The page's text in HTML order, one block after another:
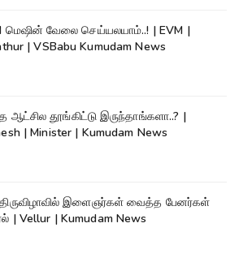
மெஷின் வேலை செய்யலயாம்..! | EVM |
| VSBabu Kumudam News
ஆட்சில தூங்கிட்டு இருந்தாங்களா..? |
| Minister | Kumudam News
இளைஞர்கள் வைத்த பேனர்கள்
| Vellur | Kumudam News